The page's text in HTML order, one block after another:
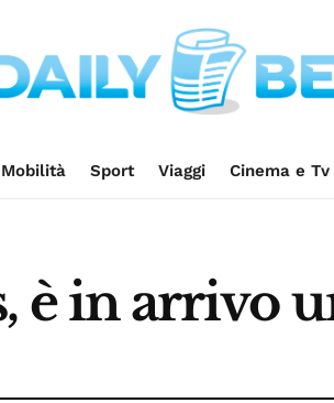
Mobilità Sport Viaggi Cinema e Tv
è in arrivo